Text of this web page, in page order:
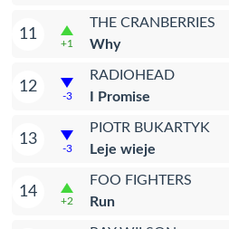
11
+1
THE CRANBERRIES
Why
12
-3
RADIOHEAD
I Promise
13
-3
PIOTR BUKARTYK
Leje wieje
14
+2
FOO FIGHTERS
Run